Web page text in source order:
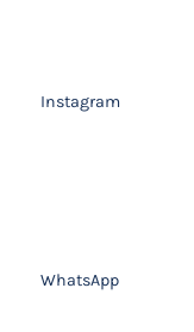
Instagram
WhatsApp